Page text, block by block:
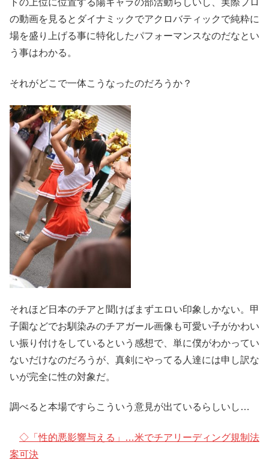
トの上位に位置する陽キャラの部活動らしいし、実際プロ
の動画を見るとダイナミックでアクロバティックで純粋に
場を盛り上げる事に特化したパフォーマンスなのだなとい
う事はわかる。
それがどこで一体こうなったのだろうか？
それほど日本のチアと聞けばまずエロい印象しかない。甲
子園などでお馴染みのチアガール画像も可愛い子がかわい
い振り付けをしているという感想で、単に僕がわかってい
ないだけなのだろうが、真剣にやってる人達には申し訳な
いが完全に性の対象だ。
調べると本場ですらこういう意見が出ているらしいし…
◇「性的悪影響与える」…米でチアリーディング規制法
案可決